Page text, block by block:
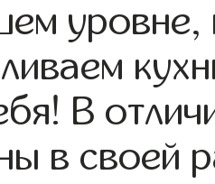
В
в своей